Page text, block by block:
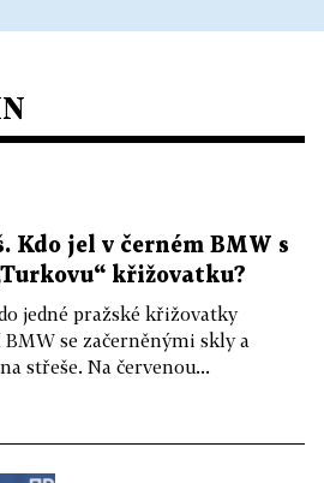
Kdo jel v černém BMW s
křižovatku?
jedné pražské křižovatky
se začerněnými skly a
střeše. Na červenou...